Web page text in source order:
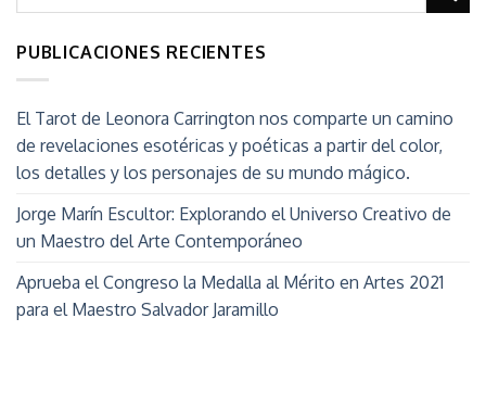
PUBLICACIONES RECIENTES
El Tarot de Leonora Carrington nos comparte un camino
de revelaciones esotéricas y poéticas a partir del color,
los detalles y los personajes de su mundo mágico.
Jorge Marín Escultor: Explorando el Universo Creativo de
un Maestro del Arte Contemporáneo
Aprueba el Congreso la Medalla al Mérito en Artes 2021
para el Maestro Salvador Jaramillo